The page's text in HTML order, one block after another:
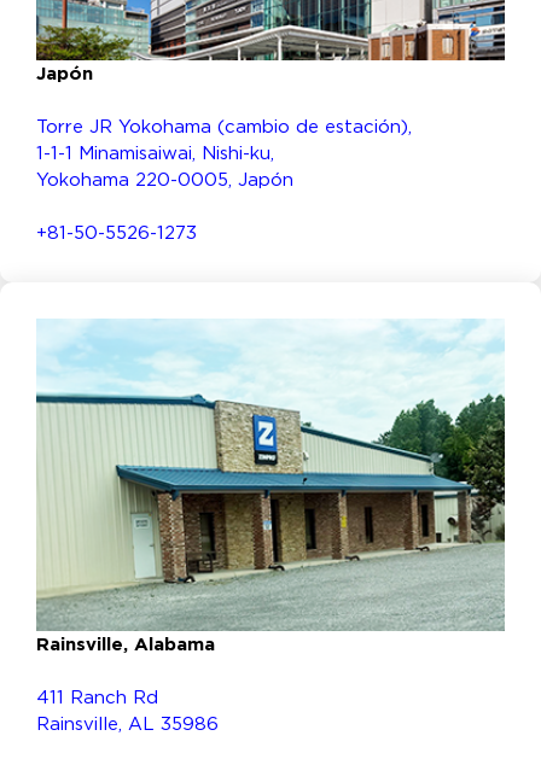
Japón
Torre JR Yokohama (cambio de estación),
1-1-1 Minamisaiwai, Nishi-ku,
Yokohama 220-0005, Japón
+81-50-5526-1273
Rainsville, Alabama
411 Ranch Rd
Rainsville, AL 35986